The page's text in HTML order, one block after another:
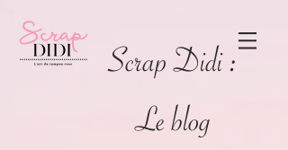
Scrap Didi :
Le blog